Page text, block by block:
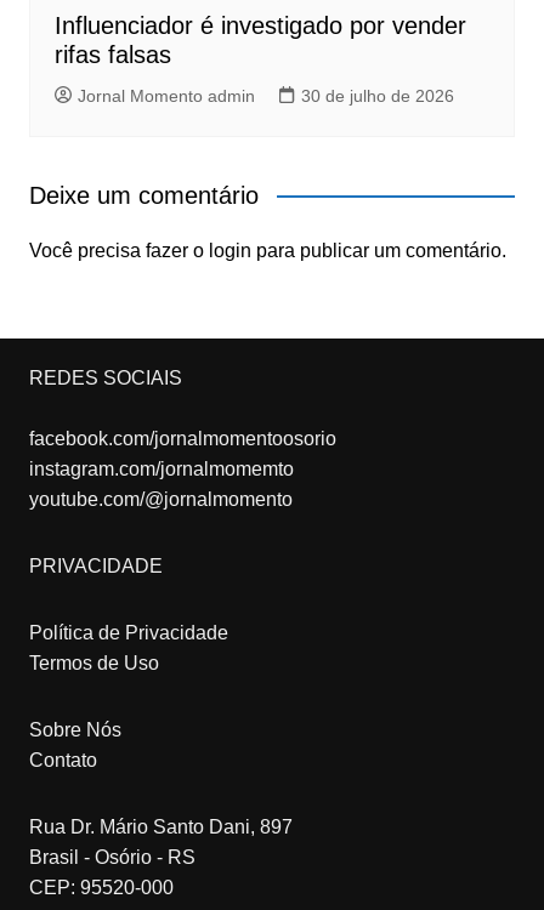
Influenciador é investigado por vender
rifas falsas
Jornal Momento admin 30 de julho de 2026
Deixe um comentário
Você precisa fazer o login para publicar um comentário.
REDES SOCIAIS
facebook.com/jornalmomentoosorio
instagram.com/jornalmomemto
youtube.com/@jornalmomento
PRIVACIDADE
Política de Privacidade
Termos de Uso
Sobre Nós
Contato
Rua Dr. Mário Santo Dani, 897
Brasil - Osório - RS
CEP: 95520-000